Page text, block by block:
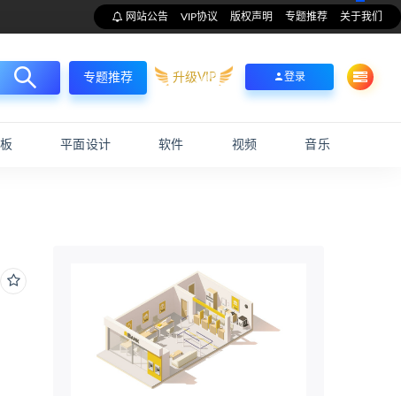
网站公告 VIP协议 版权声明 专题推荐 关于我们
专题推荐 升级VIP 登录
平面设计 软件 视频 音乐